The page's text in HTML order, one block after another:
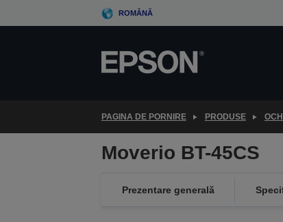
to
ROMÂNĂ
PAGINA DE PORNIRE PRODUSE
Moverio BT-45CS
Prezentare generală